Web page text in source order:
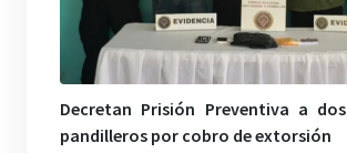
Decretan Prisión Preventiva a
pandilleros por cobro de extorsión